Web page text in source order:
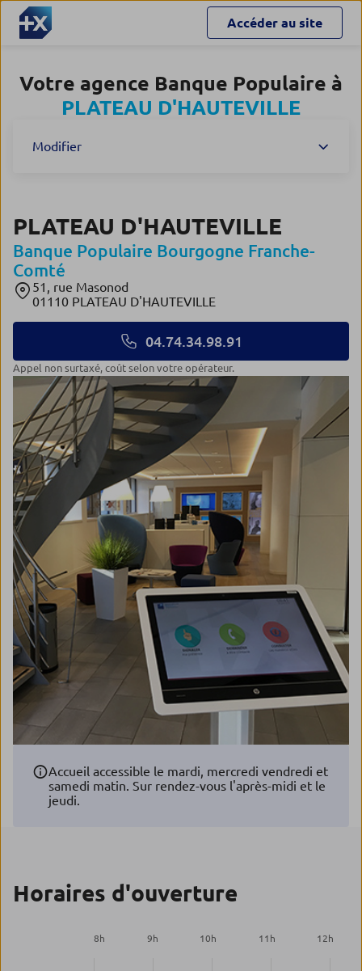
Accéder au site
Votre agence Banque Populaire à
PLATEAU D'HAUTEVILLE
Modifier
PLATEAU D'HAUTEVILLE
Banque Populaire Bourgogne Franche-
Comté
51, rue Masonod
01110 PLATEAU D'HAUTEVILLE
04.74.34.98.91
Appel non surtaxé, coût selon votre opérateur.
Accueil accessible le mardi, mercredi vendredi et
samedi matin. Sur rendez-vous l'après-midi et le
jeudi.
Horaires d'ouverture
8h 9h 10h 11 h 12h